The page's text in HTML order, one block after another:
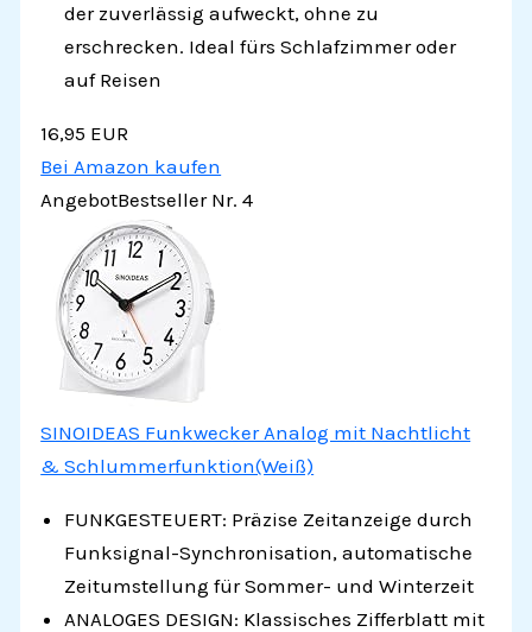
der zuverlässig aufweckt, ohne zu
erschrecken. Ideal fürs Schlafzimmer oder
auf Reisen
16,95 EUR
Bei Amazon kaufen
AngebotBestseller Nr. 4
SINOIDEAS Funkwecker Analog mit Nachtlicht
& Schlummerfunktion(Weiß)
FUNKGESTEUERT: Präzise Zeitanzeige durch
Funksignal-Synchronisation, automatische
Zeitumstellung für Sommer- und Winterzeit
ANALOGES DESIGN: Klassisches Zifferblatt mit